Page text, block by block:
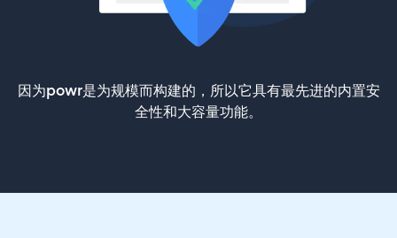
因为powr是为规模而构建的，所以它具有最先进的内置安
全性和大容量功能。